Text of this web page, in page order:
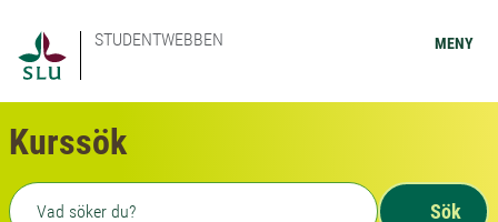
STUDENTWEBBEN MENY
Kurssök
Fritext sökning
Sök